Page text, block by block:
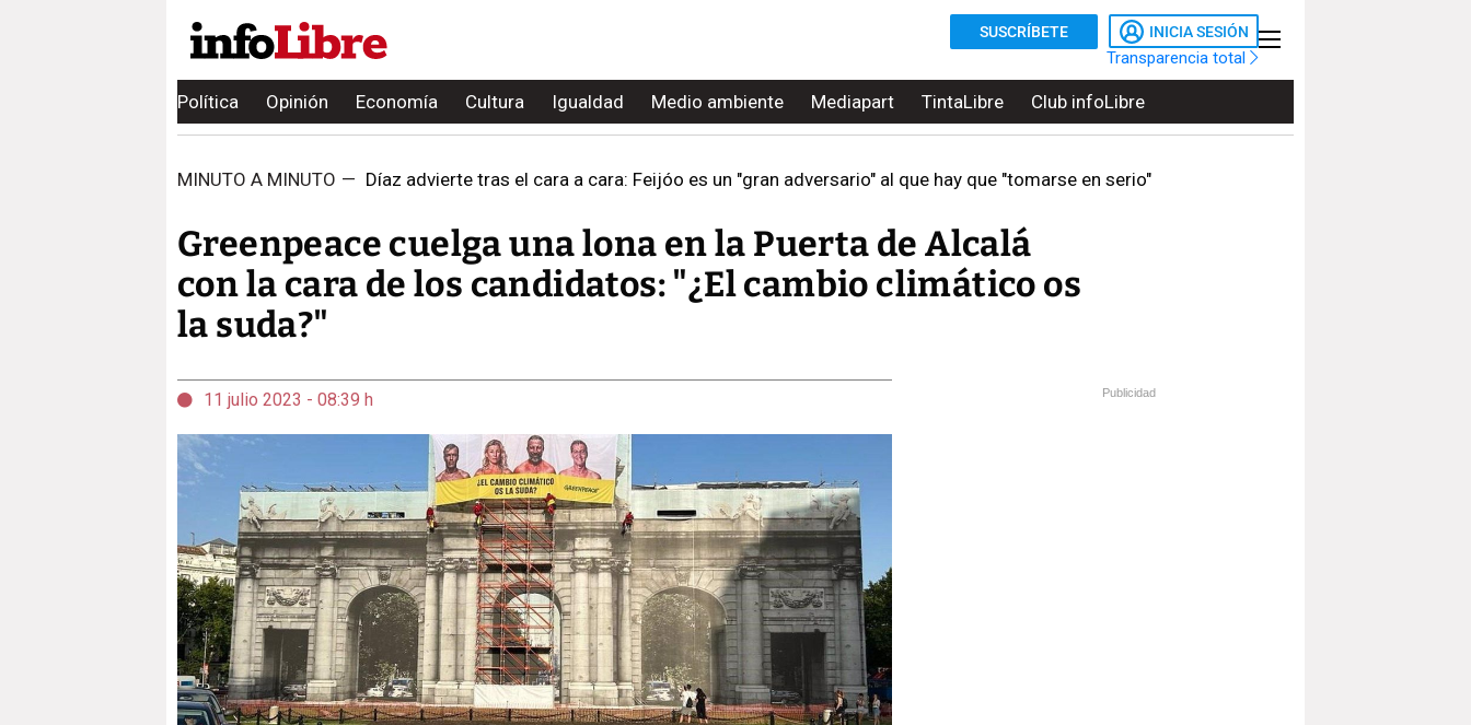
SUSCRÍBETE INICIA SESIÓN
Transparencia total
Política Opinión Economía Cultura Igualdad Medio ambiente Mediapart TintaLibre Club infoLibre
MINUTO A MINUTO — Díaz advierte tras el cara a cara: Feijóo es un "gran adversario" al que hay que "tomarse en serio"
Greenpeace cuelga una lona en la Puerta de Alcalá
con la cara de los candidatos: "¿El cambio climático os
la suda?"
11 julio 2023 - 08:39 h Publicidad